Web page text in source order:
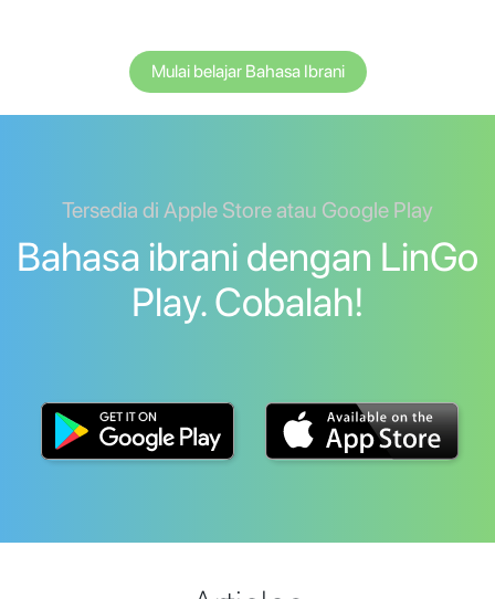
Mulai belajar Bahasa Ibrani
Tersedia di Apple Store atau Google Play
Bahasa ibrani dengan LinGo
Play. Cobalah!